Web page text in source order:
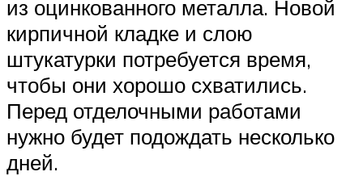
из оцинкованного металла. Новой
кирпичной кладке и слою
штукатурки потребуется время,
чтобы они хорошо схватились.
Перед отделочными работами
нужно будет подождать несколько
дней.